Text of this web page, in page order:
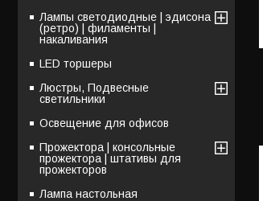
Лампы светодиодные | эдисона
(ретро) | филаменты |
накаливания
LED торшеры
Люстры, Подвесные
светильники
Освещение для офисов
Прожектора | консольные
прожектора | штативы для
прожекторов
Лампа настольная